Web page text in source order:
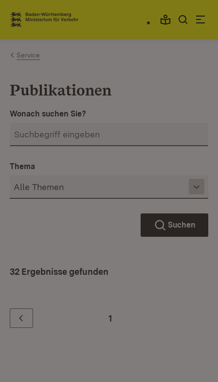
Zum Inhalt springen
Link zur Startseite
Service
Publikationen
Wonach suchen Sie?
Thema
Suchen
32 Ergebnisse gefunden
Zurück 1